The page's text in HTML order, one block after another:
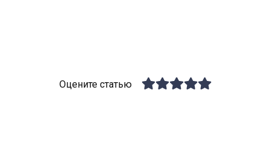
Оцените статью